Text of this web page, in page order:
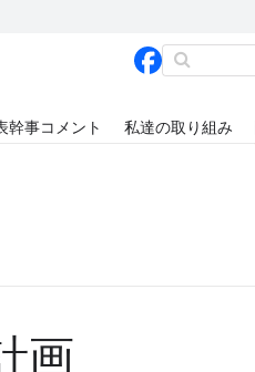
幹事コメント 私達の取り組み
画